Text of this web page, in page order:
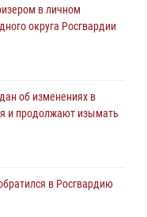
в личном
округа Росгвардии
об изменениях в
и продолжают изымать
в Росгвардию